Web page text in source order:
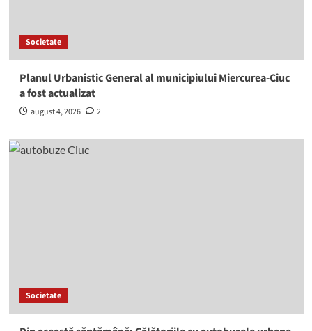
Societate
Planul Urbanistic General al municipiului Miercurea-Ciuc
a fost actualizat
august 4, 2026 2
Societate